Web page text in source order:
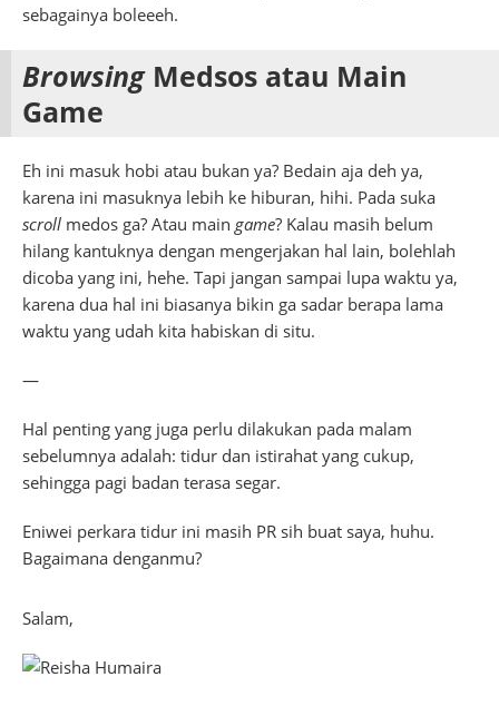
sebagainya boleeeh.
BrowsingMedsos atau Main
Game
Eh ini masuk hobi atau bukan ya? Bedain aja deh ya,
karena ini masuknya lebih ke hiburan, hihi. Pada suka
scroll medos ga? Atau main game? Kalau masih belum
hilang kantuknya dengan mengerjakan hal lain, bolehlah
dicoba yang ini, hehe. Tapi jangan sampai lupa waktu ya,
karena dua hal ini biasanya bikin ga sadar berapa lama
waktu yang udah kita habiskan di situ.
—
Hal penting yang juga perlu dilakukan pada malam
sebelumnya adalah: tidur dan istirahat yang cukup,
sehingga pagi badan terasa segar.
Eniwei perkara tidur ini masih PR sih buat saya, huhu.
Bagaimana denganmu?
Salam,